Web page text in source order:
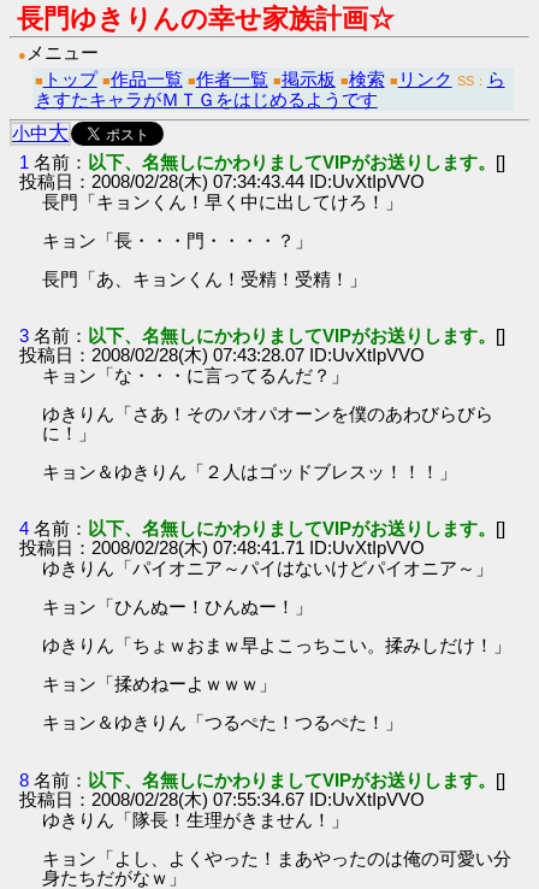
長門ゆきりんの幸せ家族計画☆
● メニュー
■ トップ ■作品一覧 ■作者一覧 ■掲示板 ■検索 ■ リンク SS： ら
きすたキャラがＭＴＧをはじめるようです
小中大
1 名前： 以下、名無しにかわりましてVIPがお送りします。 []
投稿日：2008/02/28(木) 07:34:43.44 ID:UvXtIpVVO
長門「キョンくん！早く中に出してけろ！」
キョン「長・・・門・・・・？」
長門「あ、キョンくん！受精！受精！」
3 名前： 以下、名無しにかわりましてVIPがお送りします。 []
投稿日：2008/02/28(木) 07:43:28.07 ID:UvXtIpVVO
キョン「な・・・に言ってるんだ？」
ゆきりん「さあ！そのパオパオーンを僕のあわびらびら
に！」
キョン＆ゆきりん「２人はゴッドブレスッ！！！」
4 名前： 以下、名無しにかわりましてVIPがお送りします。 []
投稿日：2008/02/28(木) 07:48:41.71 ID:UvXtIpVVO
ゆきりん「パイオニア～パイはないけどパイオニア～」
キョン「ひんぬー！ひんぬー！」
ゆきりん「ちょｗおまｗ早よこっちこい。揉みしだけ！」
キョン「揉めねーよｗｗｗ」
キョン＆ゆきりん「つるぺた！つるぺた！」
8 名前： 以下、名無しにかわりましてVIPがお送りします。 []
投稿日：2008/02/28(木) 07:55:34.67 ID:UvXtIpVVO
ゆきりん「隊長！生理がきません！」
キョン「よし、よくやった！まあやったのは俺の可愛い分
身たちだがなｗ」